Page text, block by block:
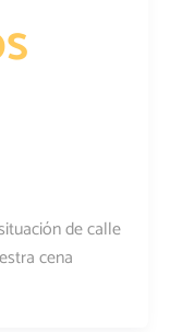
de calle
cena